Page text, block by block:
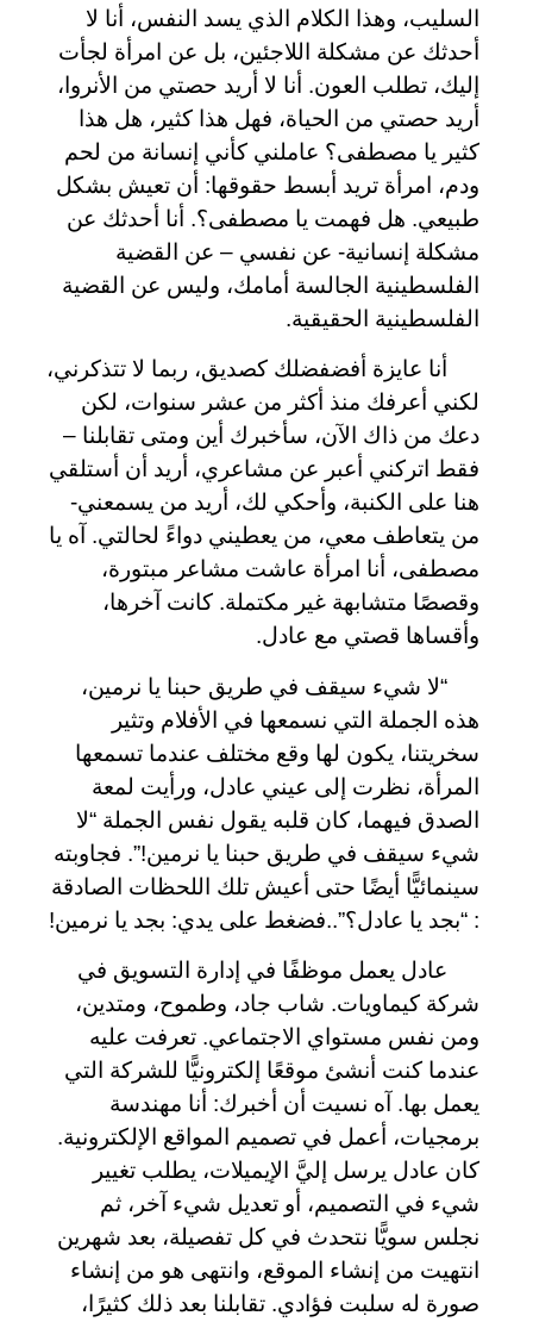
السليب، وهذا الكلام الذي يسد النفس، أنا لا
أحدثك عن مشكلة اللاجئين، بل عن امرأة لجأت
إليك، تطلب العون. أنا لا أريد حصتي من الأنروا،
أريد حصتي من الحياة، فهل هذا كثير، هل هذا
كثير يا مصطفى؟ عاملني كأني إنسانة من لحم
ودم، امرأة تريد أبسط حقوقها: أن تعيش بشكل
طبيعي. هل فهمت يا مصطفى؟. أنا أحدثك عن
مشكلة إنسانية- عن نفسي – عن القضية
الفلسطينية الجالسة أمامك، وليس عن القضية
الفلسطينية الحقيقية.
أنا عايزة أفضفضلك كصديق، ربما لا تتذكرني،
لكني أعرفك منذ أكثر من عشر سنوات، لكن
دعك من ذاك الآن، سأخبرك أين ومتى تقابلنا –
فقط اتركني أعبر عن مشاعري، أريد أن أستلقي
هنا على الكنبة، وأحكي لك، أريد من يسمعني-
من يتعاطف معي، من يعطيني دواءً لحالتي. آه يا
مصطفى، أنا امرأة عاشت مشاعر مبتورة،
وقصصًا متشابهة غير مكتملة. كانت آخرها،
وأقساها قصتي مع عادل.
“لا شيء سيقف في طريق حبنا يا نرمين،
هذه الجملة التي نسمعها في الأفلام وتثير
سخريتنا، يكون لها وقع مختلف عندما تسمعها
المرأة، نظرت إلى عيني عادل، ورأيت لمعة
الصدق فيهما، كان قلبه يقول نفس الجملة “لا
شيء سيقف في طريق حبنا يا نرمين!”. فجاوبته
سينمائيًّا أيضًا حتى أعيش تلك اللحظات الصادقة
: “بجد يا عادل؟”..فضغط على يدي: بجد يا نرمين!
عادل يعمل موظفًا في إدارة التسويق في
شركة كيماويات. شاب جاد، وطموح، ومتدين،
ومن نفس مستواي الاجتماعي. تعرفت عليه
عندما كنت أنشئ موقعًا إلكترونيًّا للشركة التي
يعمل بها. آه نسيت أن أخبرك: أنا مهندسة
برمجيات، أعمل في تصميم المواقع الإلكترونية.
كان عادل يرسل إليَّ الإيميلات، يطلب تغيير
شيء في التصميم، أو تعديل شيء آخر، ثم
نجلس سويًّا نتحدث في كل تفصيلة، بعد شهرين
انتهيت من إنشاء الموقع، وانتهى هو من إنشاء
صورة له سلبت فؤادي. تقابلنا بعد ذلك كثيرًا،